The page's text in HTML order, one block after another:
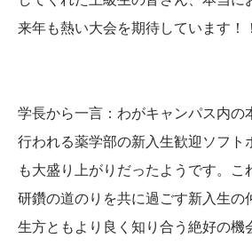
来年も熱い大会を期待しています！！
学長から一言：わがキャンパス内の
行われる薬学部の新入生歓迎ソフト
も大盛り上がりだったようです。こ
研鑽の道のりを共に過ごす新入生の
生方ともより良く知り合う絶好の機